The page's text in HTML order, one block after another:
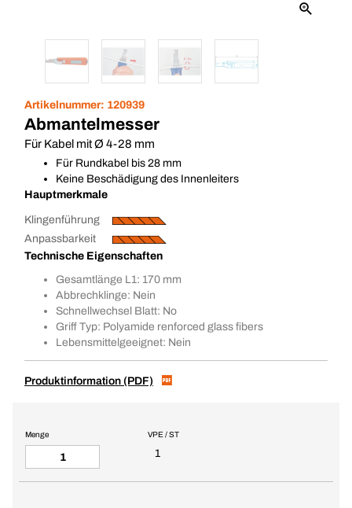
Artikelnummer: 120939
Abmantelmesser
Für Kabel mit Ø 4-28 mm
Für Rundkabel bis 28 mm
Keine Beschädigung des Innenleiters
Hauptmerkmale
Klingenführung
Anpassbarkeit
Technische Eigenschaften
Gesamtlänge L1: 170 mm
Abbrechklinge: Nein
Schnellwechsel Blatt: No
Griff Typ: Polyamide renforced glass fibers
Lebensmittelgeeignet: Nein
Produktinformation (PDF)
VPE / ST
1
Menge